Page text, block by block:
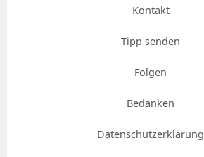
Kontakt
Tipp senden
Folgen
Bedanken
Datenschutzerklärung